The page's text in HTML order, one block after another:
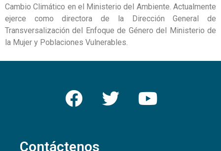
Cambio Climático en el Ministerio del Ambiente. Actualmente
ejerce como directora de la Dirección General de
Transversalización del Enfoque de Género del Ministerio de
la Mujer y Poblaciones Vulnerables.
Contáctenos